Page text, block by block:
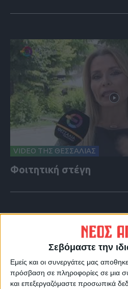
Σεβόμαστε την
Εμείς και οι συνεργάτες μας
πρόσβαση σε πληροφορίες σε μια
και επεξεργαζόμαστε προσωπικά
VIDEO ΤΗΣ ΘΕΣΣΑΛΙΑΣ
Φοιτητική στέγη